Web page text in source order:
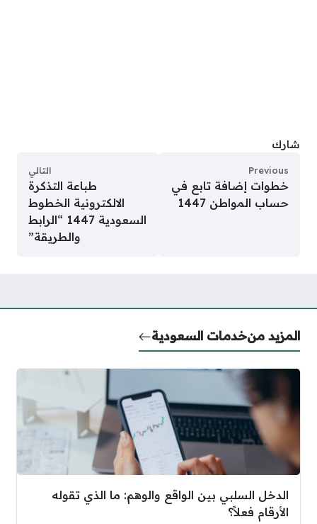
شارك
Previous
خطوات إضافة تابع في
حساب المواطن 1447
التالي
طباعة التذكرة
الالكترونية الخطوط
السعودية 1447 “الرابط
والطريقة”
المزيد منخدمات السعودية
الدخل السلبي بين الواقع والوهم: ما الذي تقوله
الأرقام فعلاً؟